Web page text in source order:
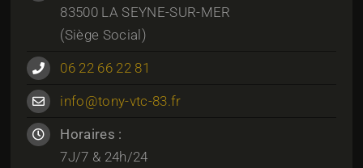
83500 LA SEYNE-SUR-MER
(Siège Social)
06 22 66 22 81
info@tony-vtc-83.fr
Horaires :
7J/7 & 24h/24